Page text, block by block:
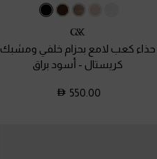
حذاء كعب لامع بحزام خلفي ومشبك
كريستال - أسود براق
550.00